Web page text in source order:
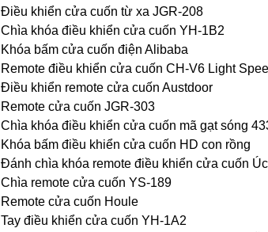
Điều khiển cửa cuốn từ xa JGR-208
Chìa khóa điều khiển cửa cuốn YH-1B2
Khóa bấm cửa cuốn điện Alibaba
Remote điều khiển cửa cuốn CH-V6 Light
Điều khiển remote cửa cuốn Austdoor
Remote cửa cuốn JGR-303
Chìa khóa điều khiển cửa cuốn mã gạt sóng
Khóa bấm điều khiển cửa cuốn HD con rồng
Đánh chìa khóa remote điều khiển cửa cuốn
Chìa remote cửa cuốn YS-189
Remote cửa cuốn Houle
Tay điều khiển cửa cuốn YH-1A2